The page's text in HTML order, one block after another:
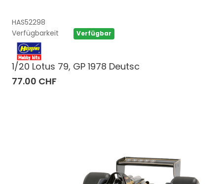
HAS52298
Verfügbarkeit
Verfügbar
1/20 Lotus 79, GP 1978 Deutsc
77.00 CHF